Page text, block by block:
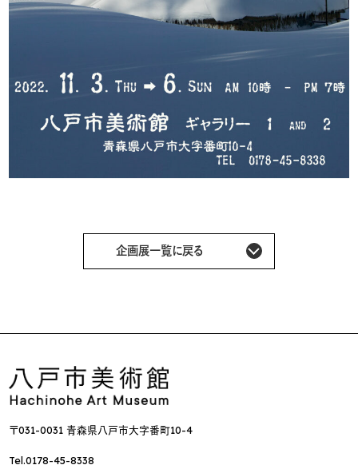
企画展一覧に戻る
〒031-0031 青森県八戸市大字番町10-4
Tel.0178-45-8338